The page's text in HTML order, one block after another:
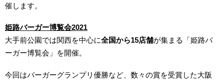
催します。
姫路バーガー博覧会2021
大手前公園では関西を中心に全国から15店舗が集まる「姫路バ
ーガー博覧会」を開催。
今回はバーガーグランプリ優勝など、数々の賞を受賞した大阪